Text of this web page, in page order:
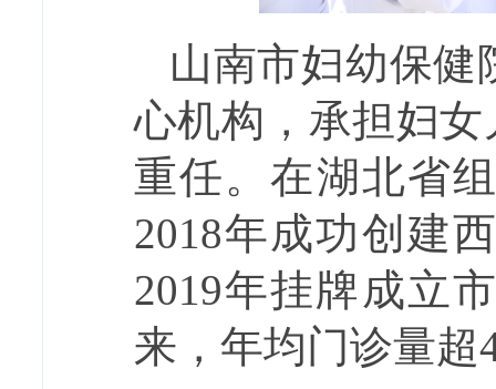
山南市妇幼保健
心机构，承担妇
重任。在湖北省
2018年成功创建
2019年挂牌成立
来，年均门诊量